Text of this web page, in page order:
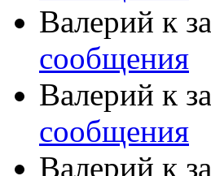
Валерий к
сообщения
Валерий к
сообщения
Валерий к